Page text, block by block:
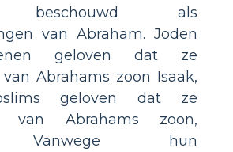
beschouwd als
van Abraham. Joden
geloven dat ze
Abrahams zoon Isaak,
geloven dat ze
van Abrahams zoon,
Vanwege hun